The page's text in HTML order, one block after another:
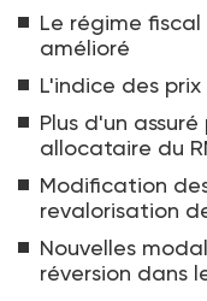
Le régime
amélioré
L'indice des
Plus d'un
allocataire du
Modification
revalorisation
Nouvelles
réversion dans